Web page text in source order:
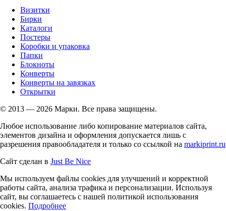
Визитки
Бирки
Каталоги
Постеры
Коробки и упаковка
Папки
Блокноты
Конверты
Конверты на завязках
Открытки
© 2013 — 2026 Марки. Все права защищены.
Любое использование либо копирование материалов сайта,
элементов дизайна и оформления допускается лишь с
разрешения правообладателя и только со ссылкой на markiprint.ru
Сайт сделан в Just Be Nice
Мы используем файлы cookies для улучшений и корректной
работы сайта, анализа трафика и персонализации. Используя
сайт, вы соглашаетесь с нашей политикой использования
cookies. Подробнее